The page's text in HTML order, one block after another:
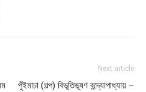
Next article
পুঁইমাচা (গল্প) বিভূতিভূষণ বন্দ্যোপাধ্যায় –